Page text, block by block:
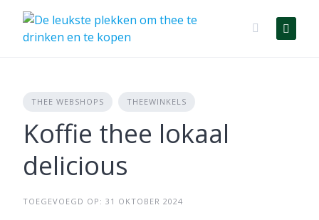
content
THEE WEBSHOPS THEEWINKELS
Koffie thee lokaal
delicious
TOEGEVOEGD OP: 31 OKTOBER 2024